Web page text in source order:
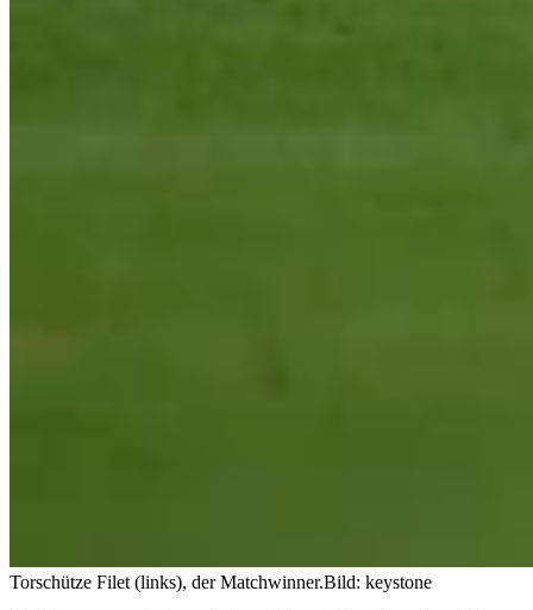
Torschütze Filet (links), der Matchwinner.Bild: keystone